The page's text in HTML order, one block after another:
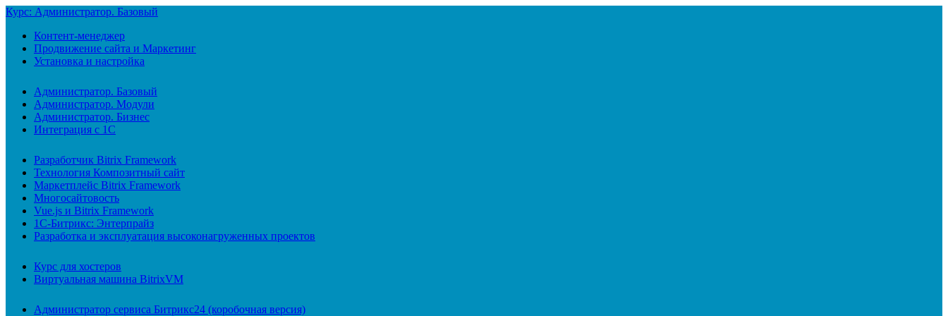
Курс: Администратор. Базовый
Контент-менеджер
Продвижение сайта и Маркетинг
Установка и настройка
Администратор. Базовый
Администратор. Модули
Администратор. Бизнес
Интеграция с 1С
Разработчик Bitrix Framework
Технология Композитный сайт
Маркетплейс Bitrix Framework
Многосайтовость
Vue.js и Bitrix Framework
1С-Битрикс: Энтерпрайз
Разработка и эксплуатация высоконагруженных проектов
Курс для хостеров
Виртуальная машина BitrixVM
Администратор сервиса Битрикс24 (коробочная версия)